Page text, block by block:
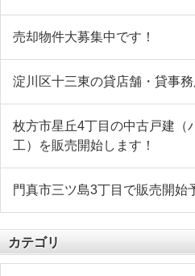
売却物件大募集中です！
淀川区十三東の貸店舗・貸事
枚方市星丘4丁目の中古戸建（
工）を販売開始します！
門真市三ツ島3丁目で販売開始
カテゴリ